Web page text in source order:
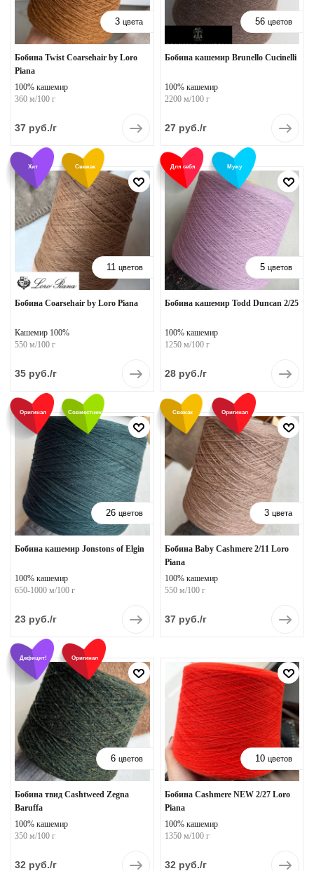
3 цвета
Бобина Twist Coarsehair by Loro
Piana
100% кашемир
360 м/100 г
37 руб./г
56 цветов
Бобина кашемир Brunello Cucinelli
100% кашемир
2200 м/100 г
27руб./г
Хит Свежак
11 цветов
Бобина Coarsehair by Loro Piana
Кашемир 100%
550 м/100 г
35 руб./г
Для себя Мужу
5 цветов
Бобина кашемир Todd Duncan 2/25
100% кашемир
1250 м/100 г
28руб./г
Оригинал Совместник
26 цветов
Бобина кашемир Jonstons of Elgin
100% кашемир
650-1000 м/100 г
23 руб./г
Свежак Оригинал
3 цвета
Бобина Baby Cashmere 2/11 Loro
Piana
100% кашемир
550 м/100 г
37руб./г
Дефицит! Оригинал
6 цветов
Бобина твид Cashtweed Zegna
Baruffa
100% кашемир
350 м/100 г
32 руб./г
10 цветов
Бобина Cashmere NEW 2/27 Loro
Piana
100% кашемир
1350 м/100 г
32 руб./г